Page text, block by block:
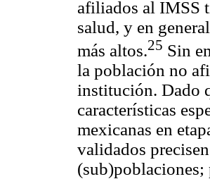
afiliados al IMSS
salud, y en
más altos.25 Sin
la población no
institución. Dado
características
mexicanas en
validados
(sub)poblaciones;